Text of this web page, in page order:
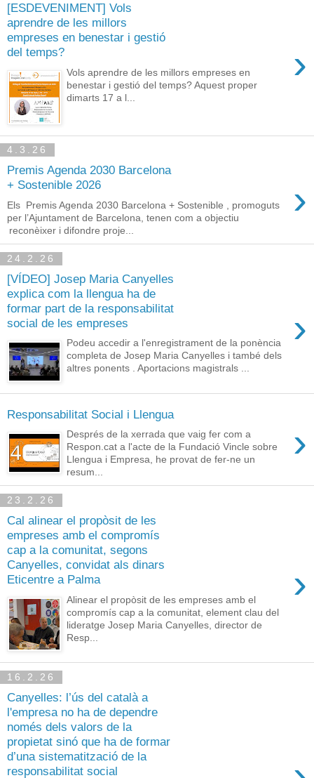
[ESDEVENIMENT] Vols
aprendre de les millors
empreses en benestar i gestió
del temps?
›
Vols aprendre de les millors empreses en
benestar i gestió del temps? Aquest proper
dimarts 17 a l...
4.3.26
Premis Agenda 2030 Barcelona
+ Sostenible 2026
›
Els Premis Agenda 2030 Barcelona + Sostenible , promoguts
per l’Ajuntament de Barcelona, tenen com a objectiu
reconèixer i difondre proje...
24.2.26
[VÍDEO] Josep Maria Canyelles
explica com la llengua ha de
formar part de la responsabilitat
social de les empreses
›
Podeu accedir a l'enregistrament de la ponència
completa de Josep Maria Canyelles i també dels
altres ponents . Aportacions magistrals ...
Responsabilitat Social i Llengua
›
Després de la xerrada que vaig fer com a
Respon.cat a l'acte de la Fundació Vincle sobre
Llengua i Empresa, he provat de fer-ne un
resum...
23.2.26
Cal alinear el propòsit de les
empreses amb el compromís
cap a la comunitat, segons
Canyelles, convidat als dinars
Eticentre a Palma
›
Alinear el propòsit de les empreses amb el
compromís cap a la comunitat, element clau del
lideratge Josep Maria Canyelles, director de
Resp...
16.2.26
Canyelles: l’ús del català a
l'empresa no ha de dependre
només dels valors de la
propietat sinó que ha de formar
d’una sistematització de la
responsabilitat social